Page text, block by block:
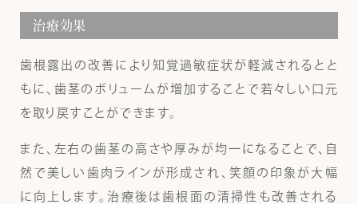
治療効果
歯根露出の改善により知覚過敏症状が軽減されるとと
もに、歯茎のボリュームが増加することで若々しい口元
を取り戻すことができます。
また、左右の歯茎の高さや厚みが均一になることで、自
然で美しい歯肉ラインが形成され、笑顔の印象が大幅
に向上します。治療後は歯根面の清掃性も改善される